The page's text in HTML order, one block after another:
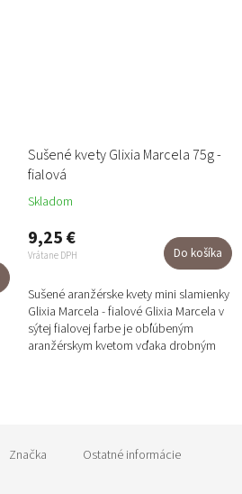
Sušené kvety Glixia Marcela 75g -
fialová
Skladom
9,25 €
Vrátane DPH Do košíka
Sušené aranžérske kvety mini slamienky
Glixia Marcela - fialové Glixia Marcela v
sýtej fialovej farbe je obľúbeným
aranžérskym kvetom vďaka drobným
Značka Ostatné informácie